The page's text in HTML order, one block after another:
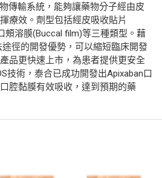
傳輸系統，能夠讓藥物分子經由皮
療效。劑型包括經皮吸收貼片
頰溶膜(Buccal film)等三種類型。藉
徑的開發優勢，可以縮短臨床開發
品更快速上市，為患者提供更安全
技術，泰合已成功開發出Apixaban口
腔黏膜有效吸收，達到預期的藥